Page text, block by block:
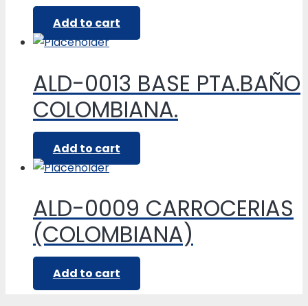
Add to cart
ALD-0013 BASE PTA.BAÑO
COLOMBIANA.
Add to cart
ALD-0009 CARROCERIAS
(COLOMBIANA)
Add to cart